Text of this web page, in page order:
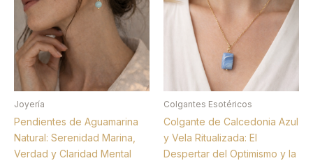
Joyería
Pendientes de Aguamarina
Natural: Serenidad Marina,
Verdad y Claridad Mental
Colgantes Esotéricos
Colgante de Calcedonia Azul
y Vela Ritualizada: El
Despertar del Optimismo y la